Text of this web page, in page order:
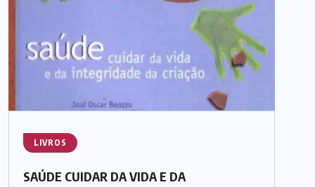
LIVROS
SAÚDE CUIDAR DA VIDA E DA